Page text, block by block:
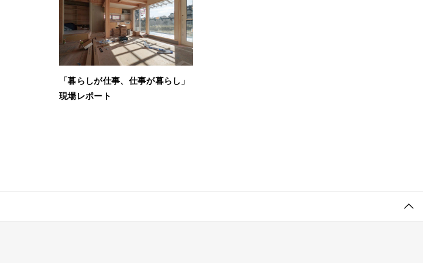
「暮らしが仕事、仕事が暮らし」
現場レポート